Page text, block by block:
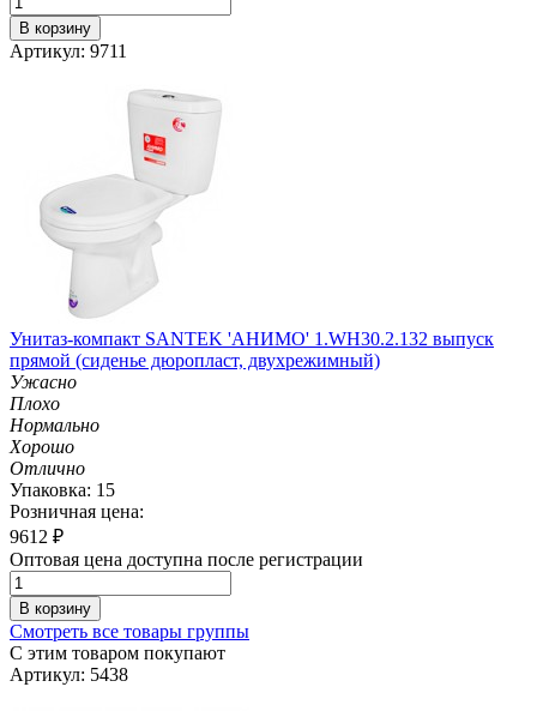
В корзину
Артикул: 9711
Унитаз-компакт SANTEK 'АНИМО' 1.WH30.2.132 выпуск
прямой (сиденье дюропласт, двухрежимный)
Ужасно
Плохо
Нормально
Хорошо
Отлично
Упаковка: 15
Розничная цена:
9612 ₽
Оптовая цена доступна после регистрации
В корзину
Смотреть все товары группы
С этим товаром покупают
Артикул: 5438